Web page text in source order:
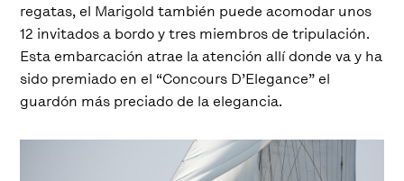
regatas, el Marigold también puede acomodar unos
12 invitados a bordo y tres miembros de tripulación.
Esta embarcación atrae la atención allí donde va y ha
sido premiado en el “Concours D’Elegance” el
guardón más preciado de la elegancia.